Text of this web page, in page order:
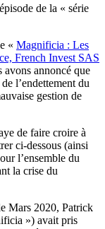
de la « série
« Magnificia : Les
French Invest SAS
avons annoncé que
l’endettement du
gestion de
de faire croire à
ci-dessous (ainsi
l’ensemble du
la crise du
Mars 2020, Patrick
») avait pris